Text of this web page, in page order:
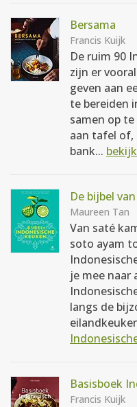
Bersama
Francis Kuijk
De ruim 90
zijn er
geven aan
te bereiden
samen op
aan tafel of,
bank...
De bijbel
Maureen Tan
Van saté
soto ayam
je mee naar
langs de
Basisboek
Francis Kuijk